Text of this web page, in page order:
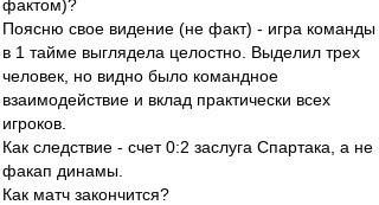
фактом)?
Поясню свое видение (не факт) - игра команды
в 1 тайме выглядела целостно. Выделил трех
человек, но видно было командное
взаимодействие и вклад практически всех
игроков.
Как следствие - счет 0:2 заслуга Спартака, а не
факап динамы.
Как матч закончится?